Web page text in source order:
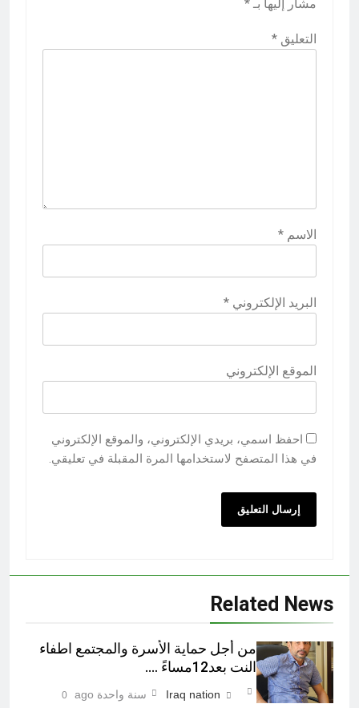
مشار إليها بـ *
التعليق *
الاسم *
البريد الإلكتروني *
الموقع الإلكتروني
احفظ اسمي، بريدي الإلكتروني، والموقع الإلكتروني
في هذا المتصفح لاستخدامها المرة المقبلة في تعليقي.
Related News
من أجل حماية الأسرة والمجتمع اطفاء
النت بعد12مساءً ….
Iraq nation سنة واحدة ago 0